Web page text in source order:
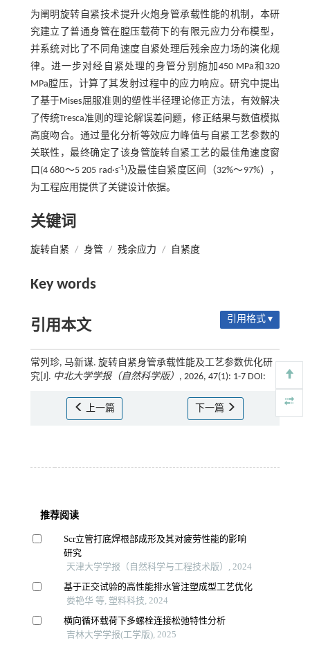
为阐明旋转自紧技术提升火炮身管承载性能的机制，本研
究建立了普通身管在膛压载荷下的有限元应力分布模型，
并系统对比了不同角速度自紧处理后残余应力场的演化规
律。进一步对经自紧处理的身管分别施加450 MPa和320
MPa膛压，计算了其发射过程中的应力响应。研究中提出
了基于Mises屈服准则的塑性半径理论修正方法，有效解决
了传统Tresca准则的理论解误差问题，修正结果与数值模拟
高度吻合。通过量化分析等效应力峰值与自紧工艺参数的
关联性，最终确定了该身管旋转自紧工艺的最佳角速度窗
口(4 680～5 205 rad·s-1)及最佳自紧度区间（32%～97%），
为工程应用提供了关键设计依据。
关键词
旋转自紧 / 身管 / 残余应力 / 自紧度
Key words
引用本文 引用格式 ▾
常列珍, 马新谋. 旋转自紧身管承载性能及工艺参数优化研
究[J]. 中北大学学报（自然科学版） , 2026, 47(1): 1-7 DOI:
上一篇 下一篇